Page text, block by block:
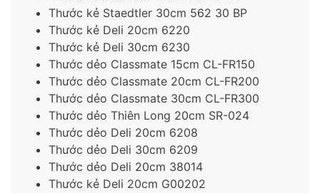
Thước kẻ Staedtler 30cm 562 30 BP
Thước kẻ Deli 20cm 6220
Thước kẻ Deli 30cm 6230
Thước dẻo Classmate 15cm CL-FR150
Thước dẻo Classmate 20cm CL-FR200
Thước dẻo Classmate 30cm CL-FR300
Thước dẻo Thiên Long 20cm SR-024
Thước dẻo Deli 20cm 6208
Thước dẻo Deli 30cm 6209
Thước dẻo Deli 20cm 38014
Thước kẻ Deli 20cm G00202